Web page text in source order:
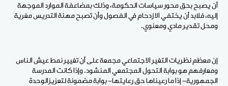
أن يصبح بحق محور سياسات الحكومة، وذلك بمضاعفة الموارد الموجهة
إليه، فلابد أن يختفي الازدحام في الفصول وأن تصبح مهنة التدريس مغرية
ومحل تقدير مادي ومعنوي.
إن معظم نظريات التغير الاجتماعي مجمعة على أن تغيير نمط عيش الناس
ومعارفهم هو بوابة التحول المجتمعي المنشود. وإذا كانت المدرسة
الجمهورية- إذا ما رعيناها حق رعايتها- بوابة مضمونة لتعزيزالوحدة